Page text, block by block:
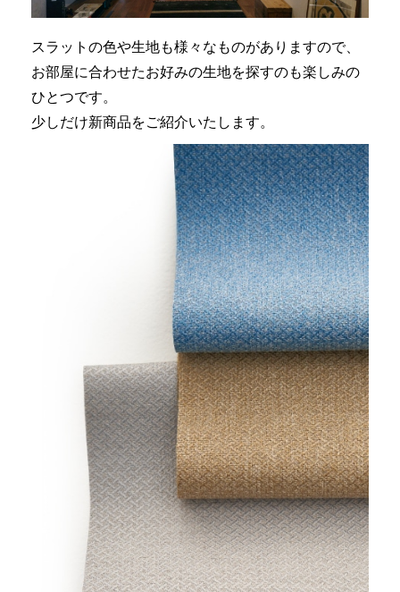
スラットの色や生地も様々なものがありますので、
お部屋に合わせたお好みの生地を探すのも楽しみの
ひとつです。
少しだけ新商品をご紹介いたします。